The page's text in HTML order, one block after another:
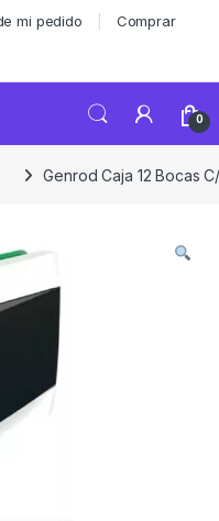
mi pedido Comprar
0
Genrod Caja 12 Bocas